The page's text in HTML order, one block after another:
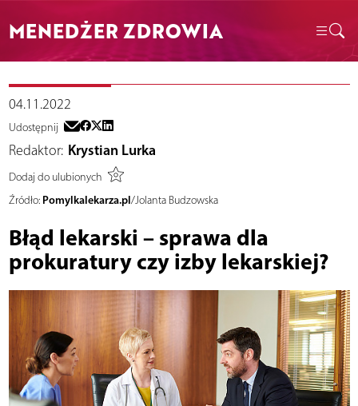
MENEDŻER ZDROWIA
04.11.2022
Udostępnij
Redaktor: Krystian Lurka
Dodaj do ulubionych
Źródło: Pomylkalekarza.pl/Jolanta Budzowska
Błąd lekarski – sprawa dla
prokuratury czy izby lekarskiej?